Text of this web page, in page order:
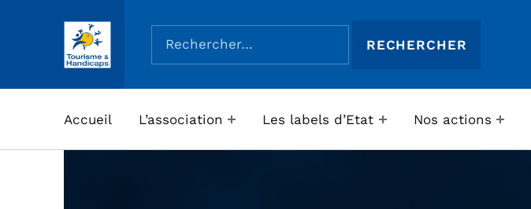
ASSOCIATION TOURISME ET HANDICAPS
Rechercher :
Accueil L’association Les labels d’Etat Nos actions